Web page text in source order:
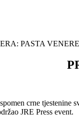
PASTA
crne
JRE Press event.